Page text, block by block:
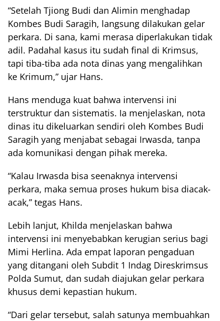
“Setelah Tjiong Budi dan Alimin menghadap
Kombes Budi Saragih, langsung dilakukan gelar
perkara. Di sana, kami merasa diperlakukan tidak
adil. Padahal kasus itu sudah final di Krimsus,
tapi tiba-tiba ada nota dinas yang mengalihkan
ke Krimum,” ujar Hans.
Hans menduga kuat bahwa intervensi ini
terstruktur dan sistematis. Ia menjelaskan, nota
dinas itu dikeluarkan sendiri oleh Kombes Budi
Saragih yang menjabat sebagai Irwasda, tanpa
ada komunikasi dengan pihak mereka.
“Kalau Irwasda bisa seenaknya intervensi
perkara, maka semua proses hukum bisa diacak-
acak,” tegas Hans.
Lebih lanjut, Khilda menjelaskan bahwa
intervensi ini menyebabkan kerugian serius bagi
Mimi Herlina. Ada empat laporan pengaduan
yang ditangani oleh Subdit 1 Indag Direskrimsus
Polda Sumut, dan sudah diajukan gelar perkara
khusus demi kepastian hukum.
“Dari gelar tersebut, salah satunya membuahkan